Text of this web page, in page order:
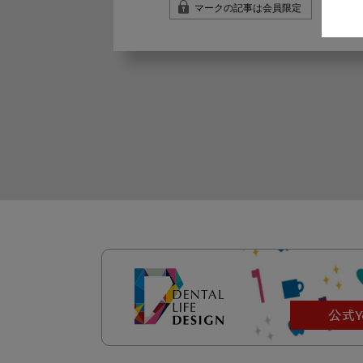
マークの記事は会員限定